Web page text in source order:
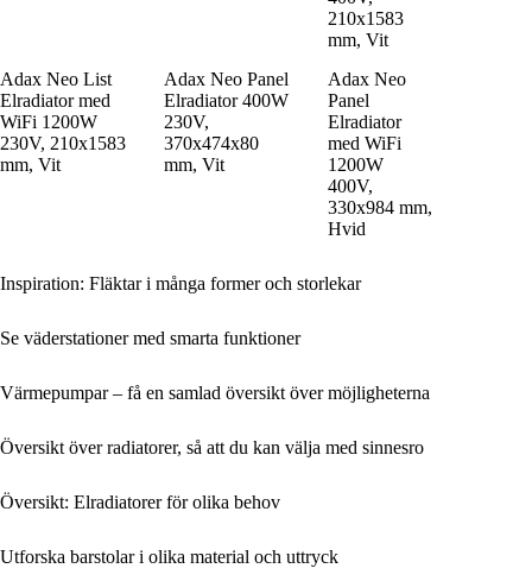
210x1583
mm, Vit
Adax Neo List
Elradiator med
WiFi 1200W
230V, 210x1583
mm, Vit
Adax Neo Panel
Elradiator 400W
230V,
370x474x80
mm, Vit
Adax Neo
Panel
Elradiator
med WiFi
1200W
400V,
330x984 mm,
Hvid
Inspiration: Fläktar i många former och storlekar
Se väderstationer med smarta funktioner
Värmepumpar – få en samlad översikt över möjligheterna
Översikt över radiatorer, så att du kan välja med sinnesro
Översikt: Elradiatorer för olika behov
Utforska barstolar i olika material och uttryck